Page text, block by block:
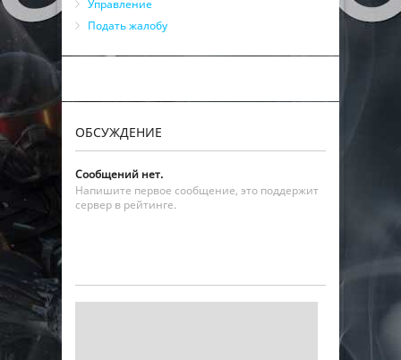
Управление
Подать жалобу
ОБСУЖДЕНИЕ
Сообщений нет.
Напишите первое сообщение, это поддержит
сервер в рейтинге.